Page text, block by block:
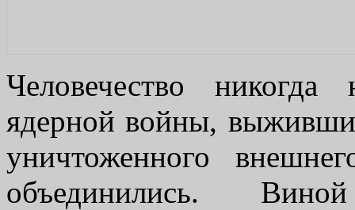
Человечество
ядерной войны,
уничтоженного
объединились.